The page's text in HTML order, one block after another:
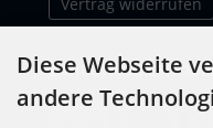
Diese Webseite
andere